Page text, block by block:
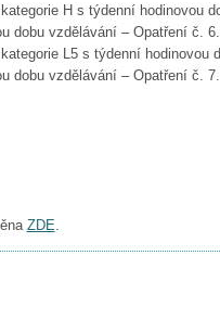
H s týdenní hodinovou
dobu vzdělávání – Opatření č. 6.
L5 s týdenní hodinovou
dobu vzdělávání – Opatření č. 7.
ZDE.